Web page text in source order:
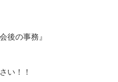
の事務』
い！！